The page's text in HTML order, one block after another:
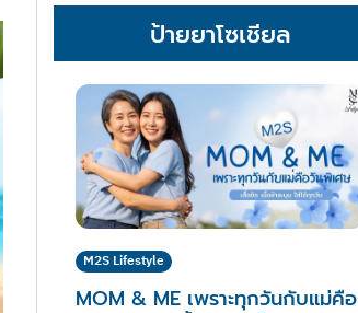
ป้ายยาโซเชียล
M2S Lifestyle
MOM & ME เพราะทุกวันกับแม่คือ